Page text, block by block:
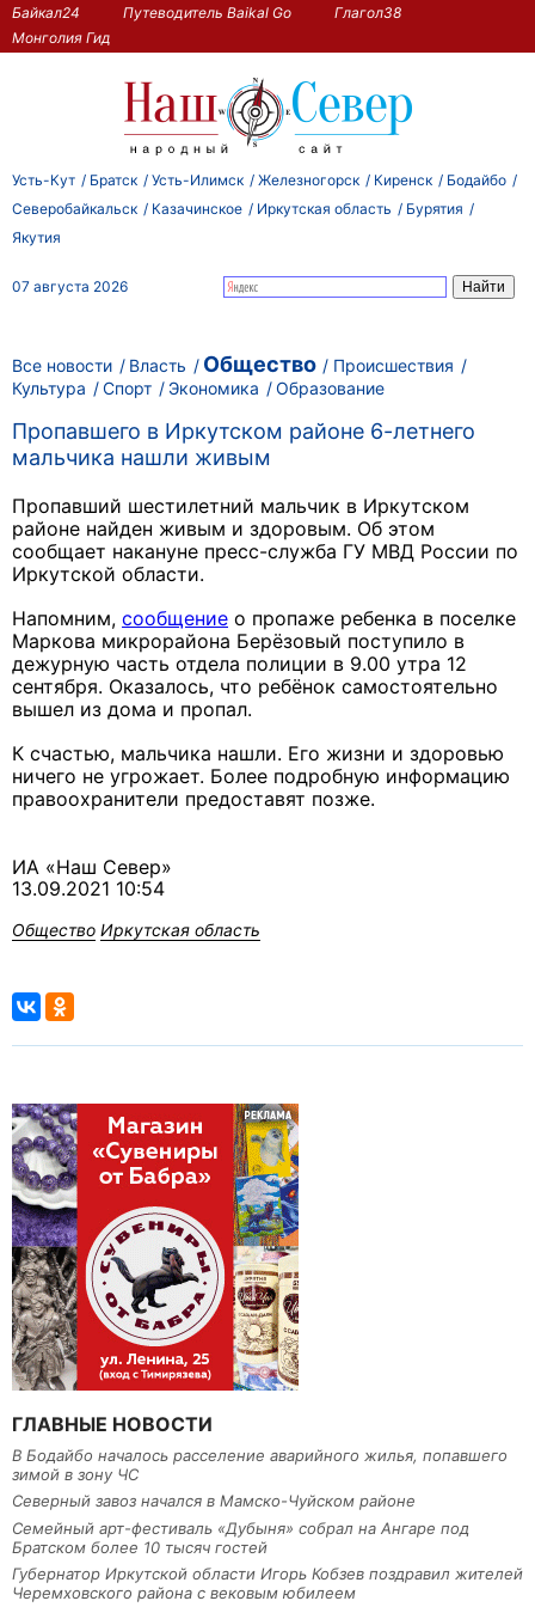
Байкал24 Путеводитель Baikal Go
Глагол38
Монголия Гид
Усть-Кут Братск Усть-Илимск Железногорск Киренск
Бодайбо
Северобайкальск
Казачинское Иркутская область
Бурятия
Якутия
07 августа 2026
Все новости Власть Общество
Происшествия
Культура
Спорт Экономика Образование
Пропавшего в Иркутском районе 6-летнего
мальчика нашли живым
Пропавший шестилетний мальчик в Иркутском
районе найден живым и здоровым. Об этом
сообщает накануне пресс-служба ГУ МВД России по
Иркутской области.
Напомним, сообщение о пропаже ребенка в поселке
Маркова микрорайона Берёзовый поступило в
дежурную часть отдела полиции в 9.00 утра 12
сентября. Оказалось, что ребёнок самостоятельно
вышел из дома и пропал.
К счастью, мальчика нашли. Его жизни и здоровью
ничего не угрожает. Более подробную информацию
правоохранители предоставят позже.
ИА «Наш Север»
13.09.2021 10:54
Общество Иркутская область
ГЛАВНЫЕ НОВОСТИ
В Бодайбо началось расселение аварийного жилья, попавшего
зимой в зону ЧС
Северный завоз начался в Мамско-Чуйском районе
Семейный арт-фестиваль «Дубыня» собрал на Ангаре под
Братском более 10 тысяч гостей
Губернатор Иркутской области Игорь Кобзев поздравил жителей
Черемховского района с вековым юбилеем